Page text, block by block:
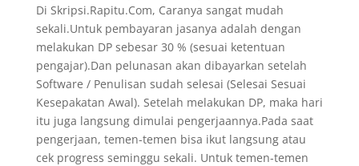
Di Skripsi.Rapitu.Com, Caranya sangat mudah
sekali.Untuk pembayaran jasanya adalah dengan
melakukan DP sebesar 30 % (sesuai ketentuan
pengajar).Dan pelunasan akan dibayarkan setelah
Software / Penulisan sudah selesai (Selesai Sesuai
Kesepakatan Awal). Setelah melakukan DP, maka hari
itu juga langsung dimulai pengerjaannya.Pada saat
pengerjaan, temen-temen bisa ikut langsung atau
cek progress seminggu sekali. Untuk temen-temen